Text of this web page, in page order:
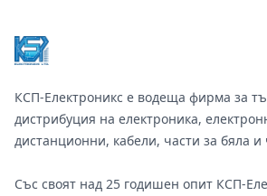
КСП-Електроникс е водеща фирма за
дистрибуция на електроника,
дистанционни, кабели, части за бяла и
Със своят над 25 годишен опит КСП-